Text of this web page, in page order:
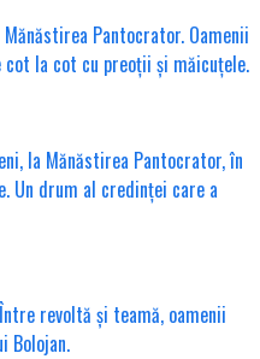
Pantocrator. Oamenii
cot la cot cu preoții și măicuțele.
la Mănăstirea Pantocrator, în
Un drum al credinței care a
revoltă și teamă, oamenii
Bolojan.